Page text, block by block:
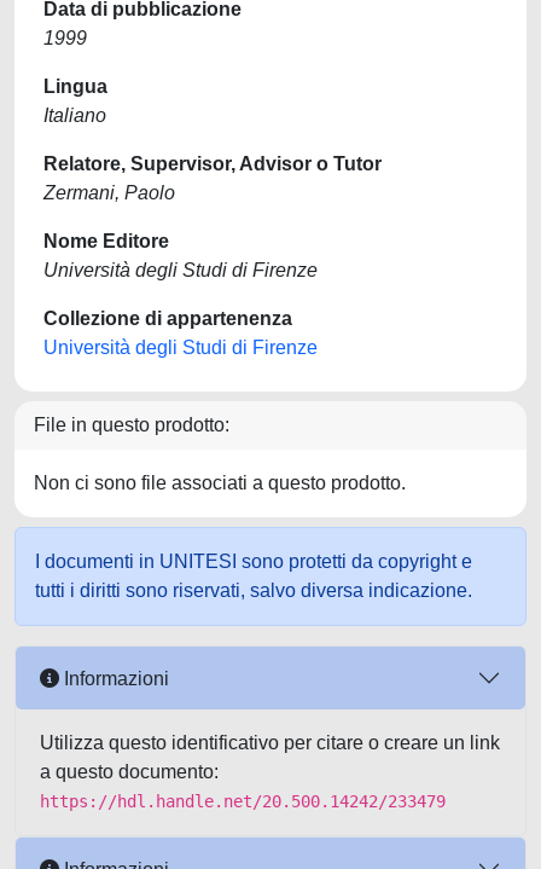
Data di pubblicazione
1999
Lingua
Italiano
Relatore, Supervisor, Advisor o Tutor
Zermani, Paolo
Nome Editore
Università degli Studi di Firenze
Collezione di appartenenza
Università degli Studi di Firenze
File in questo prodotto:
Non ci sono file associati a questo prodotto.
I documenti in UNITESI sono protetti da copyright e
tutti i diritti sono riservati, salvo diversa indicazione.
Informazioni
Utilizza questo identificativo per citare o creare un link
a questo documento:
https://hdl.handle.net/20.500.14242/233479